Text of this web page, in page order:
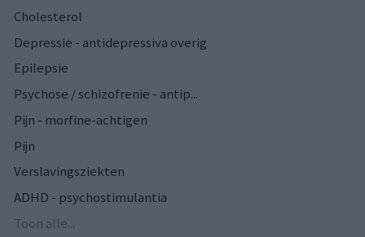
Cholesterol
Depressie - antidepressiva overig
Epilepsie
Psychose / schizofrenie - antip...
Pijn - morfine-achtigen
Pijn
Verslavingsziekten
ADHD - psychostimulantia
Toon alle...